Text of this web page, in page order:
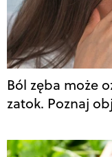
Ból zęba może
zatok. Poznaj